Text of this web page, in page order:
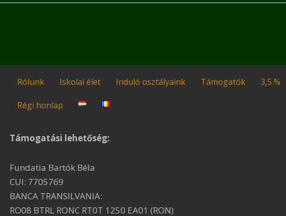
Rólunk Iskolai élet Induló osztályaink Támogatók 3,5 %
Régi honlap
Támogatási lehetőség:
Fundatia Bartók Béla
CUI: 7705769
BANCA TRANSILVANIA:
RO08 BTRL RONC RT0T 1250 EA01 (RON)